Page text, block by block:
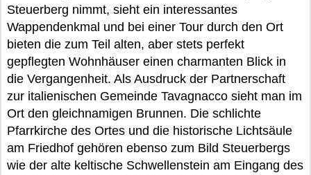
Steuerberg nimmt, sieht ein interessantes
Wappendenkmal und bei einer Tour durch den Ort
bieten die zum Teil alten, aber stets perfekt
gepflegten Wohnhäuser einen charmanten Blick in
die Vergangenheit. Als Ausdruck der Partnerschaft
zur italienischen Gemeinde Tavagnacco sieht man im
Ort den gleichnamigen Brunnen. Die schlichte
Pfarrkirche des Ortes und die historische Lichtsäule
am Friedhof gehören ebenso zum Bild Steuerbergs
wie der alte keltische Schwellenstein am Eingang des